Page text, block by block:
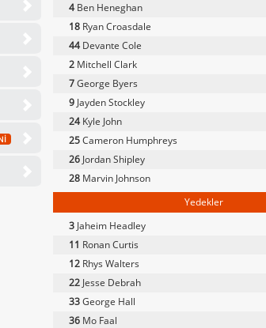
4 Ben Heneghan
18 Ryan Croasdale
44 Devante Cole
2 Mitchell Clark
7George Byers
9 Jayden Stockley
24 Kyle John
25Cameron Humphreys
26 Jordan Shipley
28 Marvin Johnson
Yedekler
3 Jaheim Headley
11 Ronan Curtis
12 Rhys Walters
22 Jesse Debrah
33George Hall
36 Mo Faal